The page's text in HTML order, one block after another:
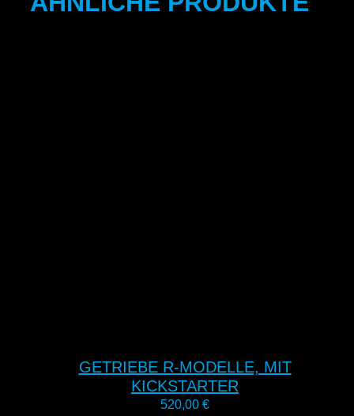
GETRIEBE R-MODELLE, MIT
KICKSTARTER
520,00 €